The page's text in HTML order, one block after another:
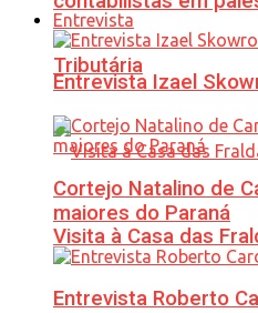
Tributária
Visita à Casa das
Entrevista
Entrevista Izael
Cortejo Natalino de
maiores do Paraná
Entrevista Roberto